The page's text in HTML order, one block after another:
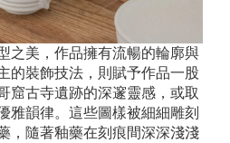
之美，作品擁有流暢的輪廓與
的裝飾技法，則賦予作品一股
古寺遺跡的深邃靈感，或取
雅韻律。這些圖樣被細細雕刻
，隨著釉藥在刻痕間深深淺淺